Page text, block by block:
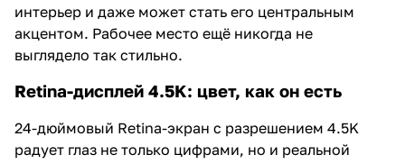
интерьер и даже может стать его центральным
акцентом. Рабочее место ещё никогда не
выглядело так стильно.
Retina-дисплей 4.5K: цвет, как он есть
24-дюймовый Retina-экран с разрешением 4.5K
радует глаз не только цифрами, но и реальной